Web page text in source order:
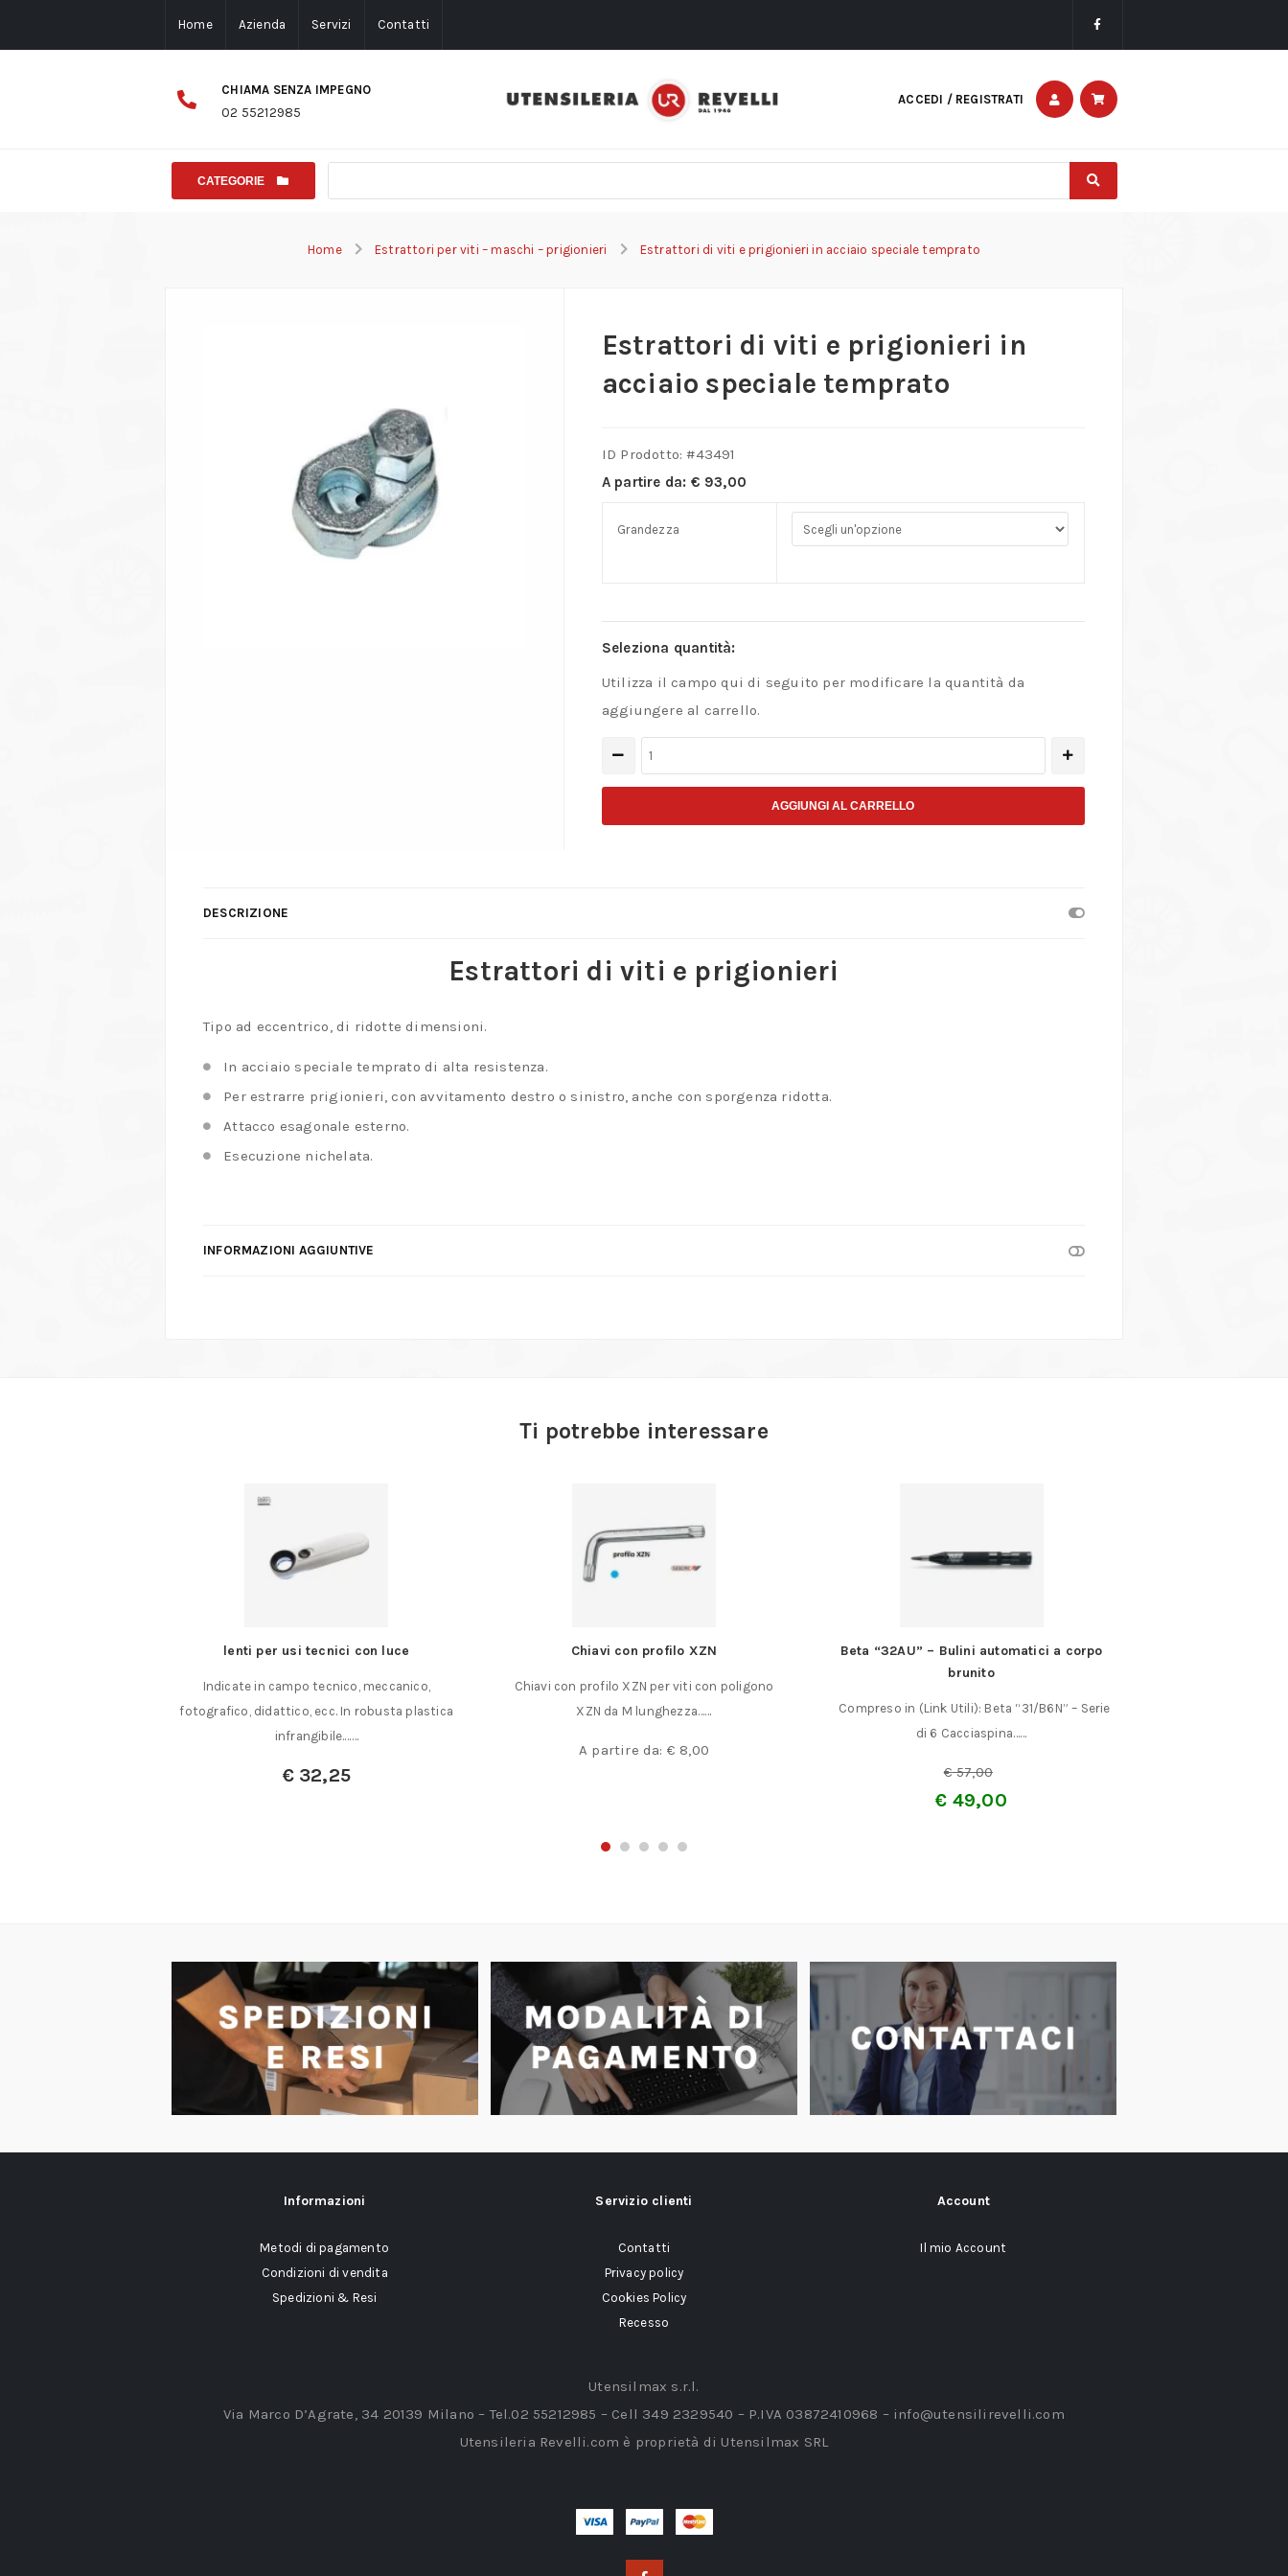
Home Azienda Servizi Contatti
CHIAMA SENZA IMPEGNO
02 55212985
ACCEDI / REGISTRATI
CATEGORIE
Home Estrattori per viti – maschi – prigionieri Estrattori di viti e prigionieri in acciaio speciale temprato
Estrattori di viti e prigionieri in
acciaio speciale temprato
ID Prodotto: #43491
A partire da: € 93,00
Grandezza
Seleziona quantità:
Utilizza il campo qui di seguito per modificare la quantità da
aggiungere al carrello.
Estrattori
temprato
AGGIUNGI AL CARRELLO
DESCRIZIONE
Estrattori di viti e prigionieri
Tipo ad eccentrico, di ridotte dimensioni.
In acciaio speciale temprato di alta resistenza.
Per estrarre prigionieri, con avvitamento destro o sinistro, anche con sporgenza ridotta.
Attacco esagonale esterno.
Esecuzione nichelata.
INFORMAZIONI AGGIUNTIVE
Ti potrebbe interessare
lenti per usi tecnici con luce
Indicate in campo tecnico, meccanico,
fotografico, didattico, ecc. In robusta plastica
infrangibile.……
€32,25
Chiavi con profilo XZN
Chiavi con profilo XZN per viti con poligono
XZN da M lunghezza……
A partire da: € 8,00
Beta “32AU” – Bulini automatici a corpo
brunito
Compreso in (Link Utili): Beta “31/B6N” – Serie
di 6 Cacciaspina……
€57,00
€ 49,00
Informazioni
Metodi di pagamento
Condizioni di vendita
Spedizioni & Resi
Servizio clienti
Contatti
Privacy policy
Cookies Policy
Recesso
Account
Il mio Account
Utensilmax s.r.l.
Via Marco D’Agrate, 34 20139 Milano – Tel.02 55212985 – Cell 349 2329540 – P.IVA 03872410968 – info@utensilirevelli.com
Utensileria Revelli.com è proprietà di Utensilmax SRL